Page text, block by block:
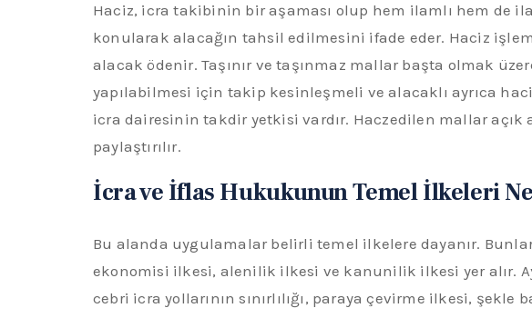
Haciz, icra takibinin bir aşaması olup hem ilamlı hem de
konularak alacağın tahsil edilmesini ifade eder. Haciz
alacak ödenir. Taşınır ve taşınmaz mallar başta olmak
yapılabilmesi için takip kesinleşmeli ve alacaklı ayrıca
icra dairesinin takdir yetkisi vardır. Haczedilen mallar açık
paylaştırılır.
İcra ve İflas Hukukunun Temel İlkeleri
Bu alanda uygulamalar belirli temel ilkelere dayanır.
ekonomisi ilkesi, alenilik ilkesi ve kanunilik ilkesi yer alır.
cebri icra yollarının sınırlılığı, paraya çevirme ilkesi,